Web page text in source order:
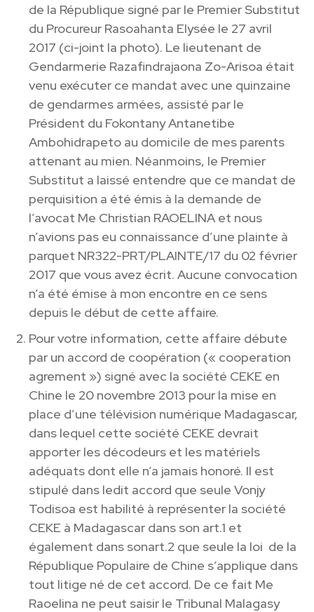
de la République signé par le Premier Substitut
du Procureur Rasoahanta Elysée le 27 avril
2017 (ci-joint la photo). Le lieutenant de
Gendarmerie Razafindrajaona Zo-Arisoa était
venu exécuter ce mandat avec une quinzaine
de gendarmes armées, assisté par le
Président du Fokontany Antanetibe
Ambohidrapeto au domicile de mes parents
attenant au mien. Néanmoins, le Premier
Substitut a laissé entendre que ce mandat de
perquisition a été émis à la demande de
l’avocat Me Christian RAOELINA et nous
n’avions pas eu connaissance d’une plainte à
parquet NR322-PRT/PLAINTE/17 du 02 février
2017 que vous avez écrit. Aucune convocation
n’a été émise à mon encontre en ce sens
depuis le début de cette affaire.
Pour votre information, cette affaire débute
par un accord de coopération (« cooperation
agrement ») signé avec la société CEKE en
Chine le 20 novembre 2013 pour la mise en
place d’une télévision numérique Madagascar,
dans lequel cette société CEKE devrait
apporter les décodeurs et les matériels
adéquats dont elle n’a jamais honoré. Il est
stipulé dans ledit accord que seule Vonjy
Todisoa est habilité à représenter la société
CEKE à Madagascar dans son art.1 et
également dans sonart.2 que seule la loi de la
République Populaire de Chine s’applique dans
tout litige né de cet accord. De ce fait Me
Raoelina ne peut saisir le Tribunal Malagasy